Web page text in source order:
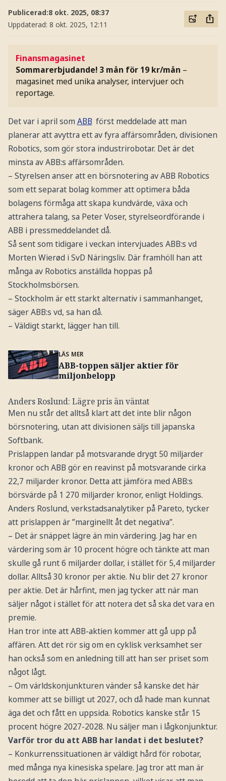
Publicerad:8 okt. 2025, 08:37
Uppdaterad: 8 okt. 2025, 12:11
Finansmagasinet
Sommarerbjudande! 3 mån för 19 kr/mån –
magasinet med unika analyser, intervjuer och
reportage.
Det var i april som ABB först meddelade att man
planerar att avyttra ett av fyra affärsområden, divisionen
Robotics, som gör stora industrirobotar. Det är det
minsta av ABB:s affärsområden.
– Styrelsen anser att en börsnotering av ABB Robotics
som ett separat bolag kommer att optimera båda
bolagens förmåga att skapa kundvärde, växa och
attrahera talang, sa Peter Voser, styrelseordförande i
ABB i pressmeddelandet då.
Så sent som tidigare i veckan intervjuades ABB:s vd
Morten Wierød i SvD Näringsliv. Där framhöll han att
många av Robotics anställda hoppas på
Stockholmsbörsen.
– Stockholm är ett starkt alternativ i sammanhanget,
säger ABB:s vd, sa han då.
– Väldigt starkt, lägger han till.
LÄS MER
ABB-toppen säljer aktier för
miljonbelopp
Anders Roslund: Lägre pris än väntat
Men nu står det alltså klart att det inte blir någon
börsnotering, utan att divisionen säljs till japanska
Softbank.
Prislappen landar på motsvarande drygt 50 miljarder
kronor och ABB gör en reavinst på motsvarande cirka
22,7 miljarder kronor. Detta att jämföra med ABB:s
börsvärde på 1 270 miljarder kronor, enligt Holdings.
Anders Roslund, verkstadsanalytiker på Pareto, tycker
att prislappen är ”marginellt åt det negativa”.
– Det är snäppet lägre än min värdering. Jag har en
värdering som är 10 procent högre och tänkte att man
skulle gå runt 6 miljarder dollar, i stället för 5,4 miljarder
dollar. Alltså 30 kronor per aktie. Nu blir det 27 kronor
per aktie. Det är hårfint, men jag tycker att när man
säljer något i stället för att notera det så ska det vara en
premie.
Han tror inte att ABB-aktien kommer att gå upp på
affären. Att det rör sig om en cyklisk verksamhet ser
han också som en anledning till att han ser priset som
något lågt.
– Om världskonjunkturen vänder så kanske det här
kommer att se billigt ut 2027, och då hade man kunnat
äga det och fått en uppsida. Robotics kanske står 15
procent högre 2027-2028. Nu säljer man i lågkonjunktur.
Varför tror du att ABB har landat i det beslutet?
– Konkurrenssituationen är väldigt hård för robotar,
med många nya kinesiska spelare. Jag tror att man är